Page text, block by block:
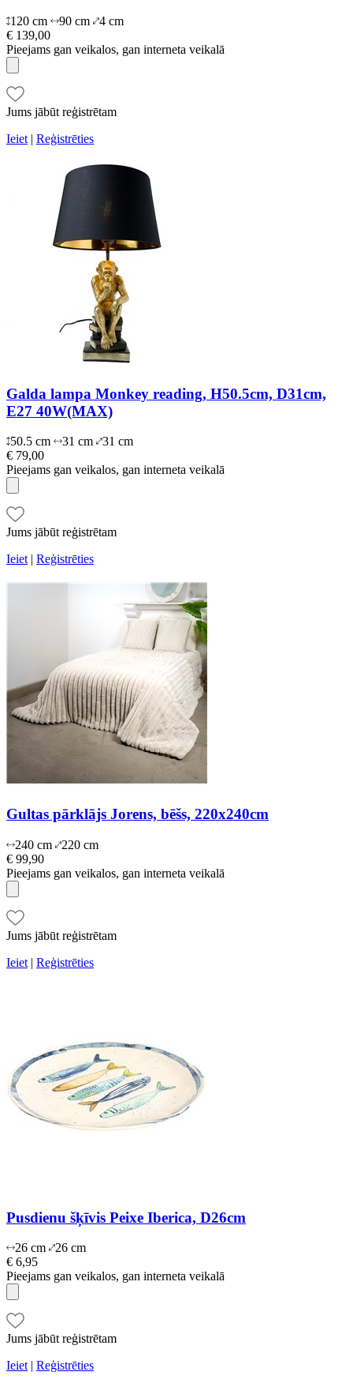
120 cm 90 cm
4 cm
€ 139,00
Pieejams gan veikalos, gan interneta veikalā
Jums jābūt reģistrētam
Ieiet | Reģistrēties
Galda lampa Monkey reading, H50.5cm, D31cm,
E27 40W(MAX)
50.5 cm 31 cm
31 cm
€ 79,00
Pieejams gan veikalos, gan interneta veikalā
Jums jābūt reģistrētam
Ieiet| Reģistrēties
Gultas pārklājs Jorens, bēšs, 220x240cm
240 cm
220 cm
€ 99,90
Pieejams gan veikalos, gan interneta veikalā
Jums jābūt reģistrētam
Ieiet | Reģistrēties
Pusdienu šķīvis Peixe Iberica, D26cm
26 cm
26 cm
€ 6,95
Pieejams gan veikalos, gan interneta veikalā
Jums jābūt reģistrētam
Ieiet | Reģistrēties